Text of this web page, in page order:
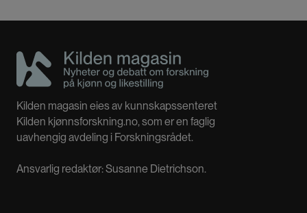
Kilden magasin eies av kunnskapssenteret
Kilden kjønnsforskning.no, som er en faglig
uavhengig avdeling i Forskningsrådet.
Ansvarlig redaktør: Susanne Dietrichson.